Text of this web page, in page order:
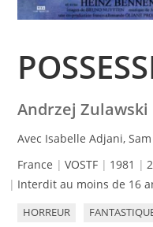
Andrzej Zulawski
Avec Isabelle Adjani,
France
VOSTF 1981
Interdit au moins de 16
HORREUR